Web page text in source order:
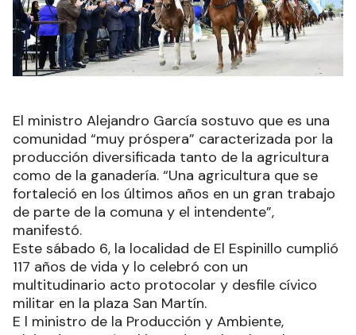
El ministro Alejandro García sostuvo que es una
comunidad “muy próspera” caracterizada por la
producción diversificada tanto de la agricultura
como de la ganadería. “Una agricultura que se
fortaleció en los últimos años en un gran trabajo
de parte de la comuna y el intendente”,
manifestó.
Este sábado 6, la localidad de El Espinillo cumplió
117 años de vida y lo celebró con un
multitudinario acto protocolar y desfile cívico
militar en la plaza San Martín.
E l ministro de la Producción y Ambiente,